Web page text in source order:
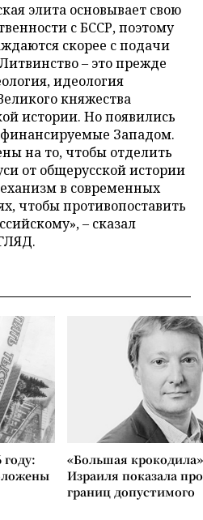
элита основывает свою
с БССР, поэтому
скорее с подачи
– это прежде
идеология
княжества
истории. Но появились
Западом.
на то, чтобы отделить
от общерусской истории
в современных
чтобы противопоставить
– сказал
«Большая
Израиля показала
границ допустимого